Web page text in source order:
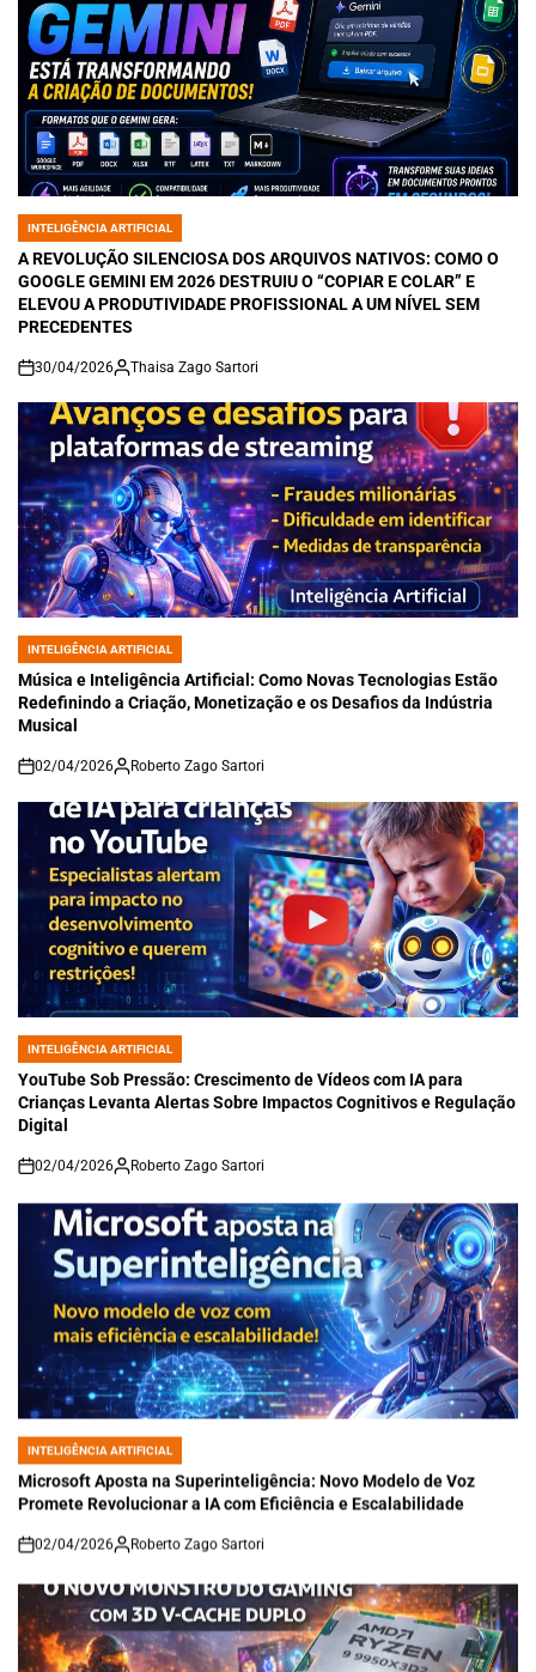
POSTED
IN
INTELIGÊNCIA ARTIFICIAL
A REVOLUÇÃO SILENCIOSA DOS ARQUIVOS NATIVOS: COMO O
GOOGLE GEMINI EM 2026 DESTRUIU O “COPIAR E COLAR” E
ELEVOU A PRODUTIVIDADE PROFISSIONAL A UM NÍVEL SEM
PRECEDENTES
on
30/04/2026 Thaisa Zago Sartori
POSTED
IN
INTELIGÊNCIA ARTIFICIAL
Música e Inteligência Artificial: Como Novas Tecnologias Estão
Redefinindo a Criação, Monetização e os Desafios da Indústria
Musical
on
02/04/2026 Roberto Zago Sartori
POSTED
IN
INTELIGÊNCIA ARTIFICIAL
YouTube Sob Pressão: Crescimento de Vídeos com IA para
Crianças Levanta Alertas Sobre Impactos Cognitivos e Regulação
Digital
on
02/04/2026 Roberto Zago Sartori
POSTED
IN
INTELIGÊNCIA ARTIFICIAL
Microsoft Aposta na Superinteligência: Novo Modelo de Voz
Promete Revolucionar a IA com Eficiência e Escalabilidade
on
02/04/2026 Roberto Zago Sartori